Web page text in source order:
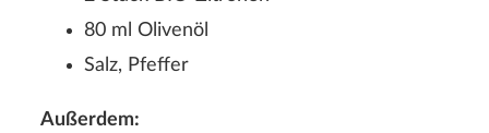
80 ml Olivenöl
Salz, Pfeffer
Außerdem: